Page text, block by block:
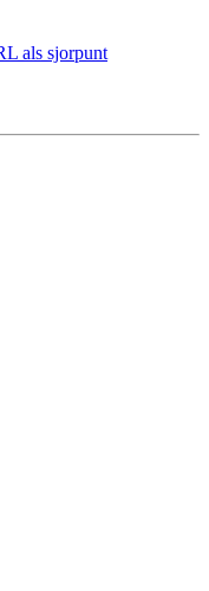
als sjorpunt